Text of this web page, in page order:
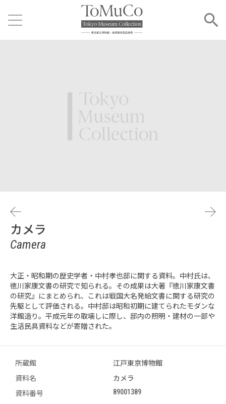
カメラ
Camera
大正・昭和期の歴史学者・中村孝也邸に関する資料。中村氏は、
徳川家康文書の研究で知られる。その成果は大著『徳川家康文書
の研究』にまとめられ、これは戦国大名発給文書に関する研究の
先駆として評価される。中村邸は昭和初期に建てられたモダンな
洋館造り。平成元年の取壊しに際し、邸内の照明・建材の一部や
生活民具資料などが寄贈された。
所蔵館
江戸東京博物館
資料名
カメラ
資料番号
89001389